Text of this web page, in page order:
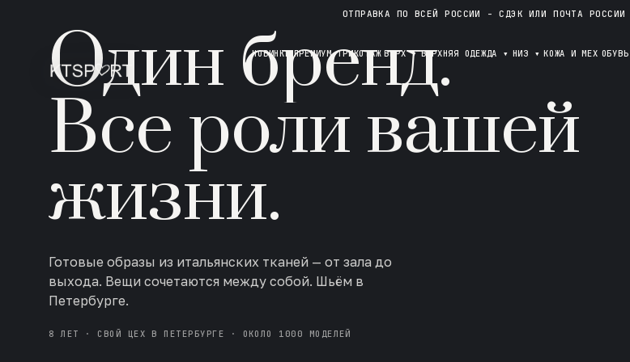
ОТПРАВКА ПО ВСЕЙ РОССИИ - СДЭК ИЛИ ПОЧТА РОССИИ
НОВИНКИ ПРЕМИУМ ТРИКОТАЖ ВЕРХ▾ ВЕРХНЯЯ ОДЕЖДА ▾ НИЗ ▾ КОЖА И МЕХ ОБУВЬ
Один бренд.
Все роли вашей
жизни.
Готовые образы из итальянских тканей — от зала до
выхода. Вещи сочетаются между собой. Шьём в
Петербурге.
8 ЛЕТ · СВОЙ ЦЕХ В ПЕТЕРБУРГЕ · ОКОЛО 1000 МОДЕЛЕЙ